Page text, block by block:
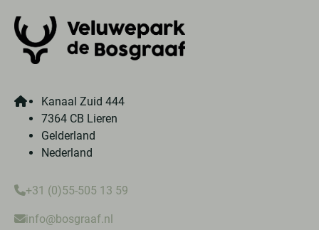
Kanaal Zuid 444
7364 CB Lieren
Gelderland
Nederland
+31 (0)55-505 13 59
info@bosgraaf.nl